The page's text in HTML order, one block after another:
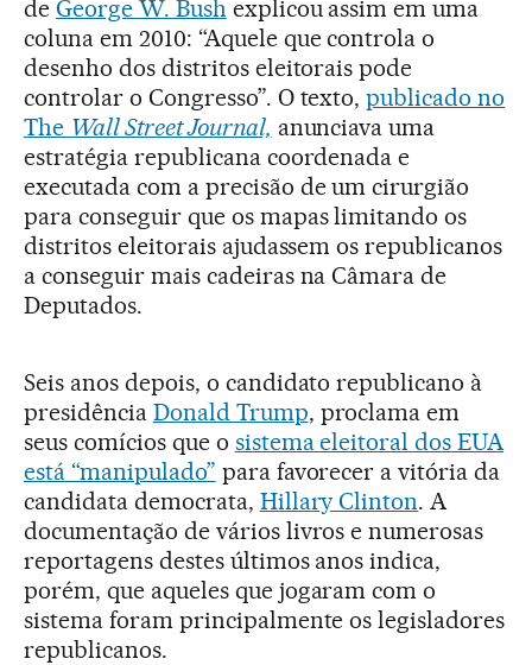
de George W. Bush explicou assim em uma
coluna em 2010: “Aquele que controla o
desenho dos distritos eleitorais pode
controlar o Congresso”. O texto,publicado no
The Wall Street Journal, anunciava uma
estratégia republicana coordenada e
executada com a precisão de um cirurgião
para conseguir que os mapas limitando os
distritos eleitorais ajudassem os republicanos
a conseguir mais cadeiras na Câmara de
Deputados.
Seis anos depois, o candidato republicano à
presidência Donald Trump, proclama em
seus comícios que o sistema eleitoral dos EUA
está “manipulado” para favorecer a vitória da
candidata democrata, Hillary Clinton. A
documentação de vários livros e numerosas
reportagens destes últimos anos indica,
porém, que aqueles que jogaram com o
sistema foram principalmente os legisladores
republicanos.